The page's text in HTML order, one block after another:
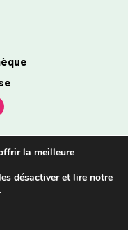
à 96%
la meilleure
désactiver et lire notre
.